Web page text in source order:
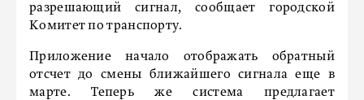
разрешающий сигнал, сообщает городской
Комитет по транспорту.
Приложение начало отображать обратный
отсчет до смены ближайшего сигнала еще в
марте. Теперь же система предлагает